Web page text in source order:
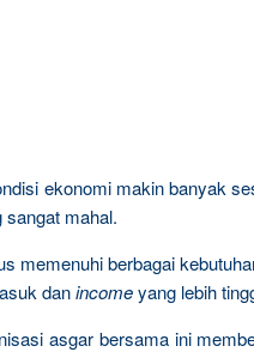
ekonomi makin banyak
sangat mahal.
memenuhi berbagai
danincomeyang lebih
asgar bersama ini